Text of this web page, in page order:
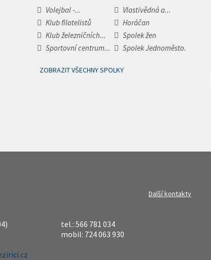
Volejbal -...
Vlastivědná a...
Klub filatelistů
Horáčan
Klub železničních...
Spolek žen
Sportovní centrum...
Spolek Jednoměsto.
ZOBRAZIT VŠECHNY SPOLKY
Další kontakty
tel.: 566 781 034
mobil: 724 063 930